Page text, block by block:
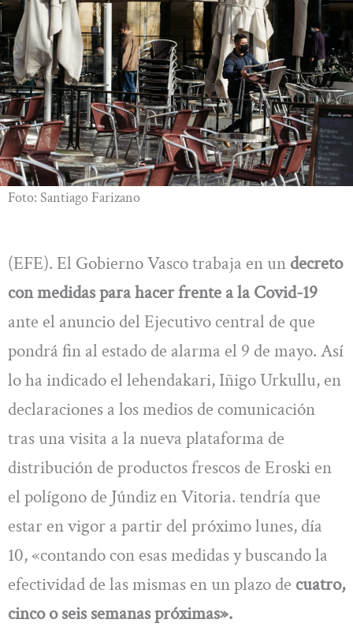
Foto: Santiago Farizano
(EFE). El Gobierno Vasco trabaja en un decreto
con medidas para hacer frente a la Covid-19
ante el anuncio del Ejecutivo central de que
pondrá fin al estado de alarma el 9 de mayo. Así
lo ha indicado el lehendakari, Iñigo Urkullu, en
declaraciones a los medios de comunicación
tras una visita a la nueva plataforma de
distribución de productos frescos de Eroski en
el polígono de Júndiz en Vitoria. tendría que
estar en vigor a partir del próximo lunes, día
10, «contando con esas medidas y buscando la
efectividad de las mismas en un plazo de cuatro,
cinco o seis semanas próximas».